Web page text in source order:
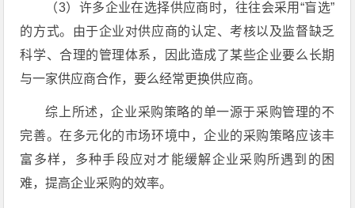
（3）许多企业在选择供应商时，往往会采用“盲选”
的方式。由于企业对供应商的认定、考核以及监督缺乏
科学、合理的管理体系，因此造成了某些企业要么长期
与一家供应商合作，要么经常更换供应商。
综上所述，企业采购策略的单一源于采购管理的不
完善。在多元化的市场环境中，企业的采购策略应该丰
富多样，多种手段应对才能缓解企业采购所遇到的困
难，提高企业采购的效率。